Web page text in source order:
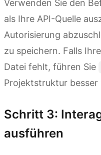
Verwenden Sie den
als Ihre API-Quelle
Autorisierung
zu speichern. Falls
Datei fehlt, führen Sie
Projektstruktur besser
Schritt 3:
ausführen